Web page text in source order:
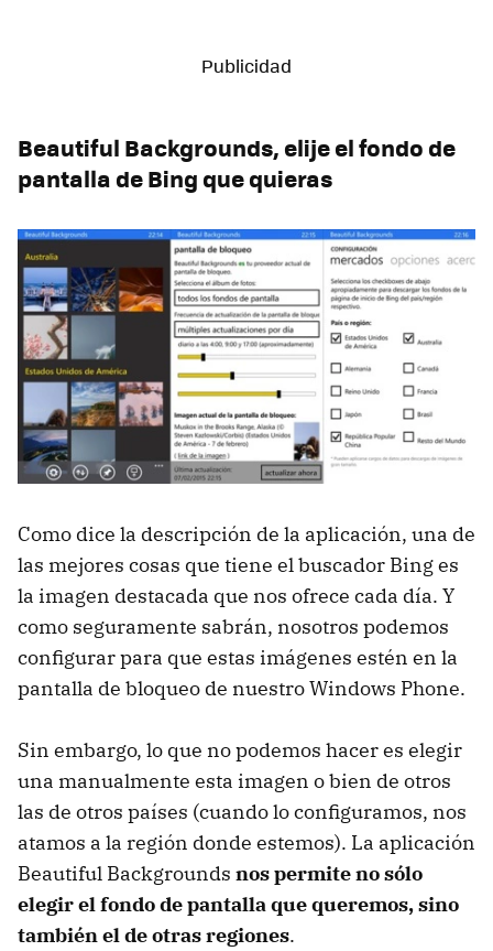
Beautiful Backgrounds, elije el fondo de
pantalla de Bing que quieras
Como dice la descripción de la aplicación, una de
las mejores cosas que tiene el buscador Bing es
la imagen destacada que nos ofrece cada día. Y
como seguramente sabrán, nosotros podemos
configurar para que estas imágenes estén en la
pantalla de bloqueo de nuestro Windows Phone.
Sin embargo, lo que no podemos hacer es elegir
una manualmente esta imagen o bien de otros
las de otros países (cuando lo configuramos, nos
atamos a la región donde estemos). La aplicación
Beautiful Backgrounds nos permite no sólo
elegir el fondo de pantalla que queremos, sino
también el de otras regiones.